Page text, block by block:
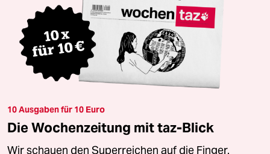
10 Ausgaben für 10 Euro
Die Wochenzeitung mit taz-Blick
Wir schauen den Superreichen auf die Finger.